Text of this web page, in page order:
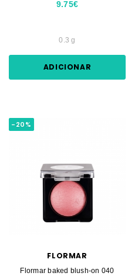
9.75€
0.3 g
ADICIONAR
-20%
FLORMAR
Flormar baked blush-on 040